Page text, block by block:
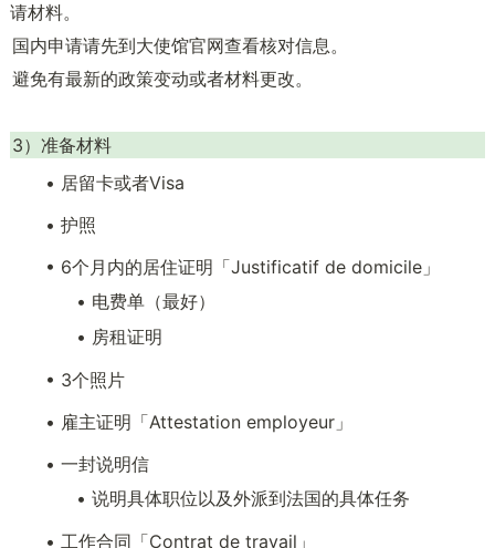
请材料。
国内申请请先到大使馆官网查看核对信息。
避免有最新的政策变动或者材料更改。
3）准备材料
• 居留卡或者Visa
• 护照
• 6个月内的居住证明「Justificatif de domicile」
• 电费单（最好）
• 房租证明
• 3个照片
• 雇主证明「Attestation employeur」
• 一封说明信
• 说明具体职位以及外派到法国的具体任务
• 工作合同「Contrat de travail」